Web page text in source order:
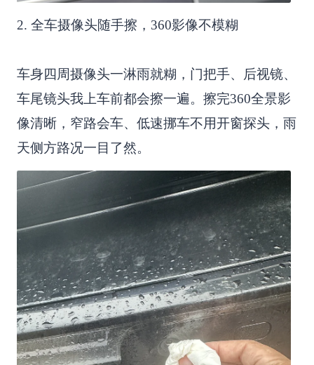
2. 全车摄像头随手擦，360影像不模糊
车身四周摄像头一淋雨就糊，门把手、后视镜、
车尾镜头我上车前都会擦一遍。擦完360全景影
像清晰，窄路会车、低速挪车不用开窗探头，雨
天侧方路况一目了然。